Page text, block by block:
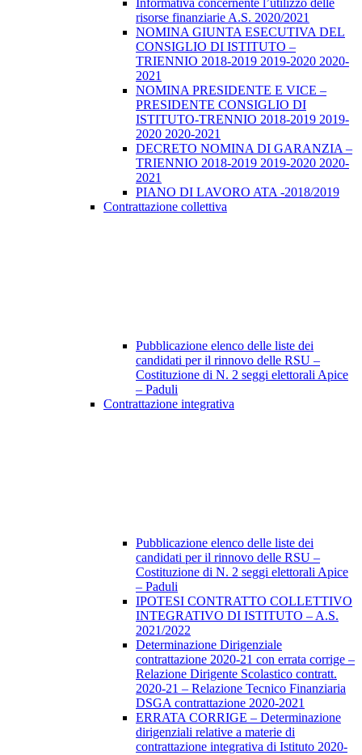
Informativa concernente l’utilizzo delle
risorse finanziarie A.S. 2020/2021
NOMINA GIUNTA ESECUTIVA DEL
CONSIGLIO DI ISTITUTO –
TRIENNIO 2018-2019 2019-2020 2020-
2021
NOMINA PRESIDENTE E VICE –
PRESIDENTE CONSIGLIO DI
ISTITUTO-TRENNIO 2018-2019 2019-
2020 2020-2021
DECRETO NOMINA DI GARANZIA –
TRIENNIO 2018-2019 2019-2020 2020-
2021
PIANO DI LAVORO ATA -2018/2019
Contrattazione collettiva
Pubblicazione elenco delle liste dei
candidati per il rinnovo delle RSU –
Costituzione di N. 2 seggi elettorali Apice
– Paduli
Contrattazione integrativa
Pubblicazione elenco delle liste dei
candidati per il rinnovo delle RSU –
Costituzione di N. 2 seggi elettorali Apice
– Paduli
IPOTESI CONTRATTO COLLETTIVO
INTEGRATIVO DI ISTITUTO – A.S.
2021/2022
Determinazione Dirigenziale
contrattazione 2020-21 con errata corrige –
Relazione Dirigente Scolastico contratt.
2020-21 – Relazione Tecnico Finanziaria
DSGA contrattazione 2020-2021
ERRATA CORRIGE – Determinazione
dirigenziali relative a materie di
contrattazione integrativa di Istituto 2020-